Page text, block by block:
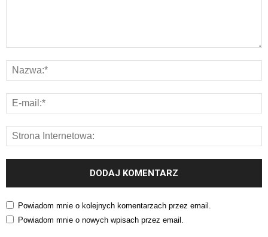
Powiadom mnie o kolejnych komentarzach przez email.
Powiadom mnie o nowych wpisach przez email.